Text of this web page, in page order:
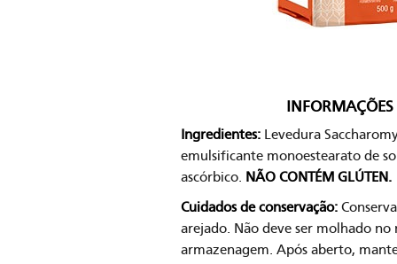
INFORMAÇÕES
Ingredientes:Levedura
emulsificante monoestearato de
ascórbico. NÃO CONTÉM GLÚTEN.
Cuidados de conservação:
arejado. Não deve ser molhado
armazenagem. Após aberto,